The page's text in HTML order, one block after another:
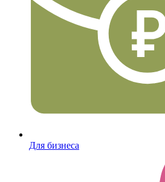
Для бизнеса